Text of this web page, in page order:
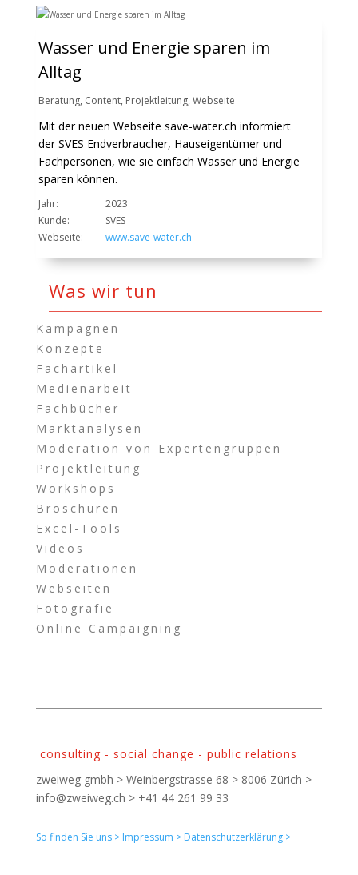
Wasser und Energie sparen im
Alltag
Beratung, Content, Projektleitung, Webseite
Mit der neuen Webseite save-water.ch informiert
der SVES Endverbraucher, Hauseigentümer und
Fachpersonen, wie sie einfach Wasser und Energie
sparen können.
Jahr:
2023
Kunde:
SVES
Webseite:
www.save-water.ch
Was wir tun
Kampagnen
Konzepte
Fachartikel
Medienarbeit
Fachbücher
Marktanalysen
Moderation von Expertengruppen
Projektleitung
Workshops
Broschüren
Excel-Tools
Videos
Moderationen
Webseiten
Fotografie
Online Campaigning
consulting - social change - public relations
zweiweg gmbh > Weinbergstrasse 68 > 8006 Zürich >
info@zweiweg.ch > +41 44 261 99 33
So finden Sie uns > Impressum > Datenschutzerklärung >